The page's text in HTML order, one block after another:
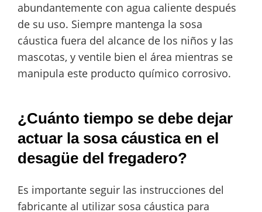
abundantemente con agua caliente después
de su uso. Siempre mantenga la sosa
cáustica fuera del alcance de los niños y las
mascotas, y ventile bien el área mientras se
manipula este producto químico corrosivo.
¿Cuánto tiempo se debe dejar
actuar la sosa cáustica en el
desagüe del fregadero?
Es importante seguir las instrucciones del
fabricante al utilizar sosa cáustica para